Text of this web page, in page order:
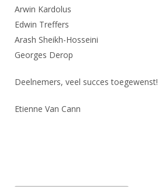
Arwin Kardolus
Edwin Treffers
Arash Sheikh-Hosseini
Georges Derop
Deelnemers, veel succes toegewenst!
Etienne Van Cann